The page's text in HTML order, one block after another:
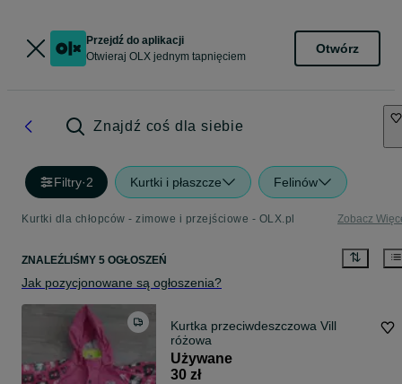
Przejdź do aplikacji
Otwieraj OLX jednym tapnięciem
Otwórz
Znajdź coś dla siebie
Filtry·2 Kurtki i płaszcze Felinów
Kurtki dla chłopców - zimowe i przejściowe - OLX.pl Zobacz
ZNALEŹLIŚMY 5 OGŁOSZEŃ
Jak pozycjonowane są ogłoszenia?
Kurtka przeciwdeszczowa Vill
różowa
Używane
30 zł